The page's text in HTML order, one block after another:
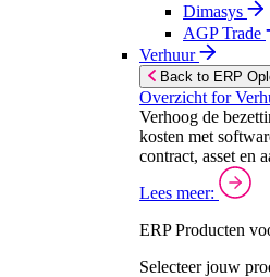
Dimasys
AGP Trade
Verhuur
Back to ERP
Overzicht for
Verhoog de
kosten met
contract, asset en
Lees meer:
ERP Producten
Selecteer jouw